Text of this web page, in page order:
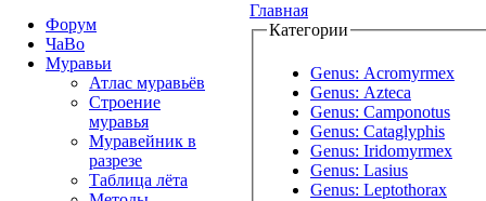
Главная
Категории
Genus: Acromyrmex
Genus: Azteca
Genus: Camponotus
Genus: Cataglyphis
Genus: Iridomyrmex
Genus: Lasius
Genus: Leptothorax
Форум
ЧаВо
Муравьи
Атлас муравьёв
Строение
муравья
Муравейник в
разрезе
Таблица лёта